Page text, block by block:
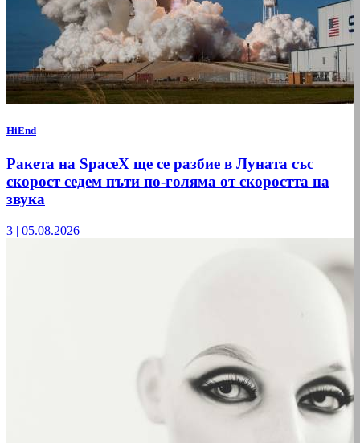
HiEnd
Ракета на SpaceX ще се разбие в Луната със
скорост седем пъти по-голяма от скоростта на
звука
3 | 05.08.2026